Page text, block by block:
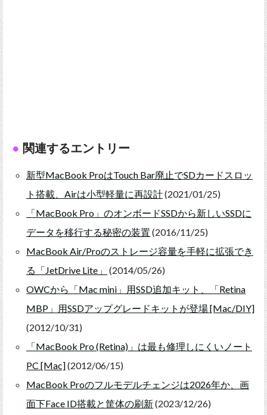
関連するエントリー
新型MacBook ProはTouch Bar廃止でSDカードスロッ
ト搭載、Airは小型軽量に再設計(2021/01/25)
「MacBook Pro」のオンボードSSDから新しいSSDに
データを移行する秘密の装置 (2016/11/25)
MacBook Air/Proのストレージ容量を手軽に拡張でき
る「JetDrive Lite」
(2014/05/26)
OWCから「Mac mini」用SSD追加キット、「Retina
MBP」用SSDアップグレードキットが登場 [Mac/DIY]
(2012/10/31)
「MacBook Pro (Retina)」は最も修理しにくいノート
PC [Mac](2012/06/15)
MacBook Proのフルモデルチェンジは2026年か、画
面下Face ID搭載と筐体の刷新(2023/12/26)